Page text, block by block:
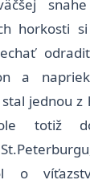
horkosti
a
jednou z
totiž
o